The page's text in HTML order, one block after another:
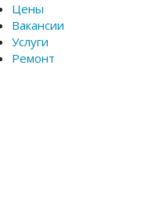
Цены
Вакансии
Услуги
Ремонт